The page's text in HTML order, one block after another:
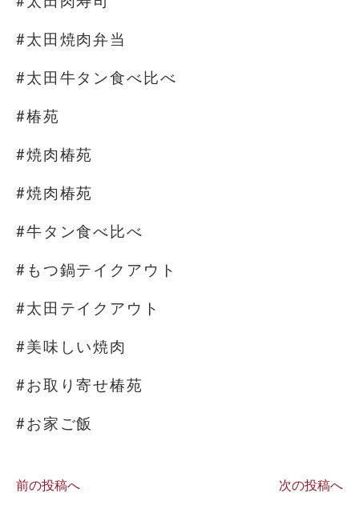
#太田焼肉弁当
#太田牛タン食べ比べ
#椿苑
#焼肉椿苑
#焼肉椿苑
#牛タン食べ比べ
#もつ鍋テイクアウト
#太田テイクアウト
#美味しい焼肉
#お取り寄せ椿苑
#お家ご飯
前の投稿へ 次の投稿へ